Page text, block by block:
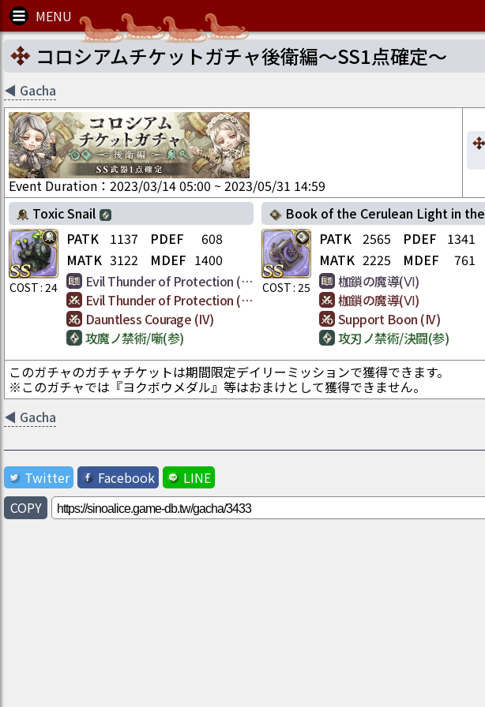
コロシアムチケットガチャ後衛編～SS1点確定～
◀ Gacha
Event Duration ： 2023/03/14 05:00 ~ 2023/05/31 14:59
Toxic Snail
COST : 24
PATK 1137 PDEF
608
MATK 3122 MDEF 1400
Evil Thunder of Protection (VI)
Evil Thunder of Protection (VI)
Dauntless Courage (IV)
攻魔ノ禁術/噺(参)
Book of the Cerulean Light in the Depths
COST : 25
PATK 2565 PDEF
1341
MATK 2225 MDEF
761
枷鎖の魔導(Ⅵ)
枷鎖の魔導(Ⅵ)
Support Boon (IV)
攻刃ノ禁術/決闘(参)
このガチャのガチャチケットは期間限定デイリーミッションで獲得できます。
※このガチャでは『ヨクボウメダル』等はおまけとして獲得できません。
◀ Gacha
Twitter Facebook
LINE
COPY